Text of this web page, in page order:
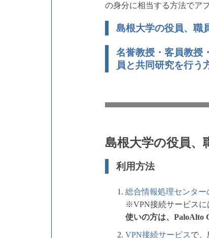
の身分に相当する方法でア
島根大学の役員、職
名誉教授・客員教授
員と共同研究を行う
島根大学の役員、
利用方法
総合情報処理センター
※VPN接続サービスに
使いの方は、PaloAlto
VPN接続サービスで、